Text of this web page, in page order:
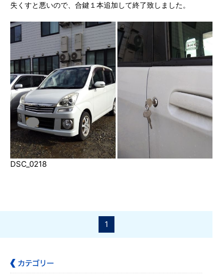
失くすと悪いので、合鍵１本追加して終了致しました。
DSC_0218
1